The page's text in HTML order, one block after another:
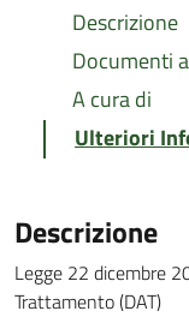
Descrizione
Documenti
A cura di
Ulteriori
Descrizione
Legge 22 dicembre
Trattamento (DAT)